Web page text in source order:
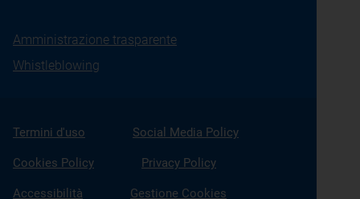
Amministrazione trasparente
Whistleblowing
Termini d'uso Social Media Policy
Cookies Policy Privacy Policy
Accessibilità Gestione Cookies